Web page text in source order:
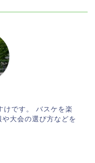
けです。 バスケを楽
大会の選び方などを